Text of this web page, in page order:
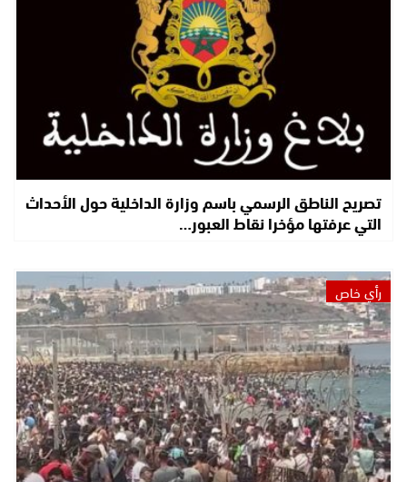
تصريح الناطق الرسمي باسم وزارة الداخلية حول الأحداث
التي عرفتها مؤخرا نقاط العبور…
رأي خاص